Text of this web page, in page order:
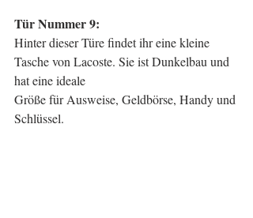
Tür Nummer 9:
Hinter dieser Türe findet ihr eine kleine
Tasche von Lacoste. Sie ist Dunkelbau und
hat eine ideale
Größe für Ausweise, Geldbörse, Handy und
Schlüssel.